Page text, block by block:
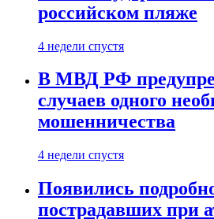
российском пляже
4 недели спустя
В МВД РФ
случаев одного
мошенничества
4 недели спустя
Появились
пострадавших при